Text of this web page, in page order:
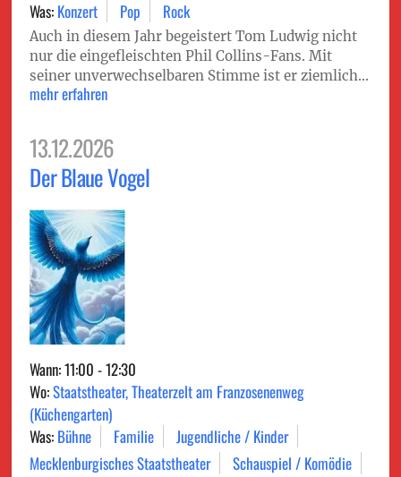
Was: Konzert Pop Rock
Auch in diesem Jahr begeistert Tom Ludwig nicht
nur die eingefleischten Phil Collins-Fans. Mit
seiner unverwechselbaren Stimme ist er ziemlich...
mehr erfahren
13.12.2026
Der Blaue Vogel
Wann: 11:00 - 12:30
Wo:Staatstheater, Theaterzelt am Franzosenenweg
(Küchengarten)
Was: Bühne Familie
Jugendliche / Kinder
Mecklenburgisches Staatstheater
Schauspiel / Komödie